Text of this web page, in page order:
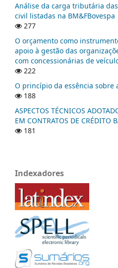
Análise da carga tributária
civil listadas na BM&FBovespa
277
O orçamento como
apoio à gestão das
com concessionárias de
222
O princípio da essência sobre
188
ASPECTOS TÉCNICOS
EM CONTRATOS DE CRÉDITO
181
Indexadores